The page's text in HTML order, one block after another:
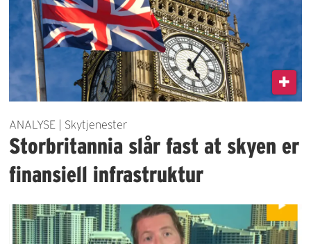
ANALYSE | Skytjenester
Storbritannia slår fast at skyen er
finansiell infrastruktur